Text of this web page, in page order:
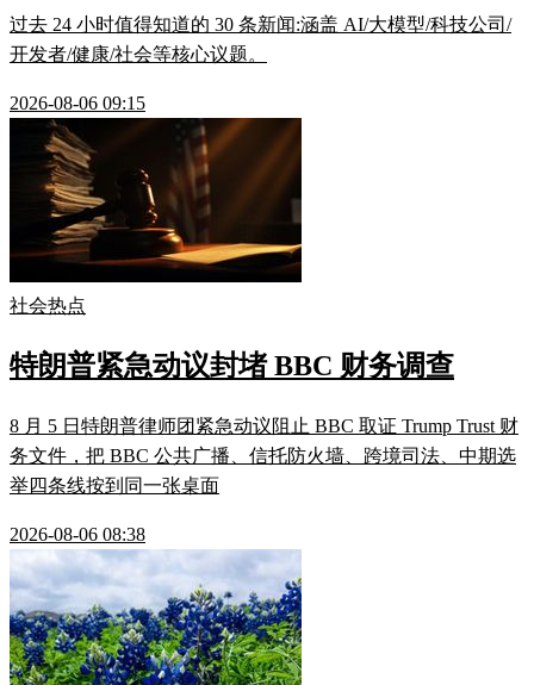
过去 24 小时值得知道的 30 条新闻:涵盖 AI/大模型/科技公司/
开发者/健康/社会等核心议题。
2026-08-06 09:15
社会热点
特朗普紧急动议封堵 BBC 财务调查
8 月 5 日特朗普律师团紧急动议阻止 BBC 取证 Trump Trust 财
务文件，把 BBC 公共广播、信托防火墙、跨境司法、中期选
举四条线按到同一张桌面
2026-08-06 08:38